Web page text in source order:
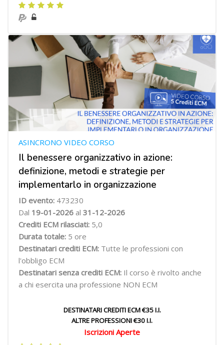
Il benessere organizzativo in azione:
definizione, metodi e strategie per
implementarlo in organizzazione
ASINCRONO VIDEO CORSO
ID evento: 473230
Dal 19-01-2026 al 31-12-2026
Crediti ECM rilasciati: 5,0
Durata totale: 5 ore
Destinatari crediti ECM: Tutte le professioni con
l'obbligo ECM
Destinatari senza crediti ECM: Il corso è rivolto anche
a chi esercita una professione NON ECM
DESTINATARI CREDITI ECM €35 I.I.
ALTRE PROFESSIONI €30 I.I.
Iscrizioni Aperte